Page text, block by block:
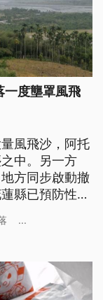
一度壟罩風飛
風飛沙，阿托
中。另一方
方同步啟動撤
縣已預防性撤
。
...